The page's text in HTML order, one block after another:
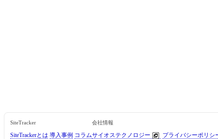
SiteTracker
SiteTrackerとは 導入事例 コラム
会社情報
サイオステクノロジー プライバシーポリシ